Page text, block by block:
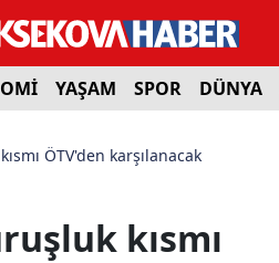
YAŞAM SPOR DÜNYA
ÖTV'den karşılanacak
kısmı